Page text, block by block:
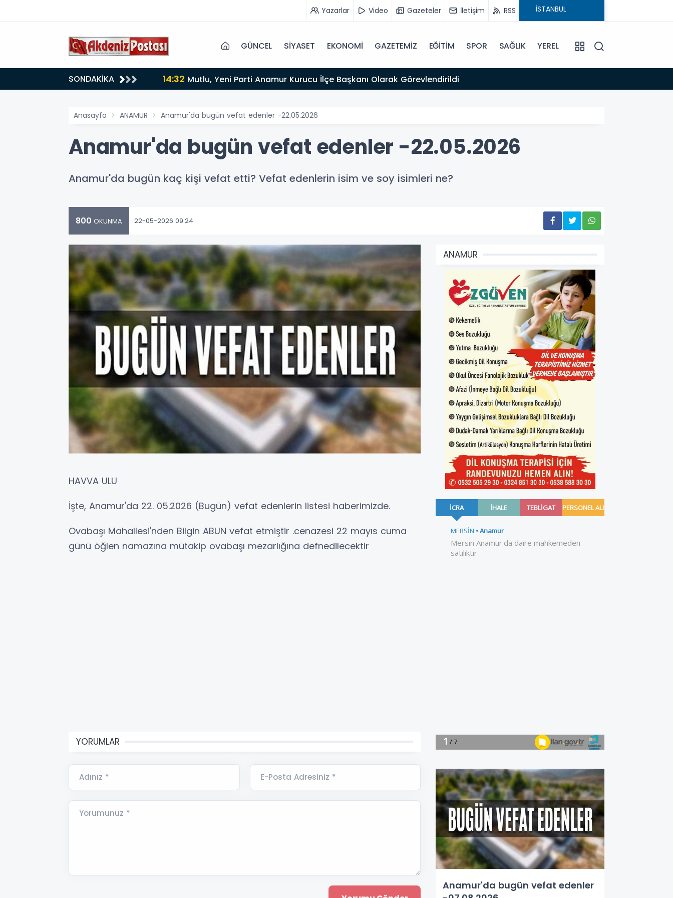
Yazarlar Video Gazeteler İletişim RSS
GÜNCEL SİYASET EKONOMİ GAZETEMİZ EĞİTİM SPOR SAĞLIK YEREL
SONDAKİKA 14:32 Mutlu, Yeni Parti Anamur Kurucu İlçe Başkanı Olarak Görevlendirildi
Anasayfa ANAMUR Anamur'da bugün vefat edenler -22.05.2026
Anamur'da bugün vefat edenler -22.05.2026
Anamur'da bugün kaç kişi vefat etti? Vefat edenlerin isim ve soy isimleri ne?
800 OKUNMA 22-05-2026 09:24
HAVVA ULU
İşte, Anamur'da 22. 05.2026 (Bugün) vefat edenlerin listesi haberimizde.
Ovabaşı Mahallesi'nden Bilgin ABUN vefat etmiştir .cenazesi 22 mayıs cuma
günü öğlen namazına mütakip ovabaşı mezarlığına defnedilecektir
YORUMLAR
Adınız * E-Posta Adresiniz *
Yorumunuz *
ANAMUR
Anamur'da bugün vefat edenler